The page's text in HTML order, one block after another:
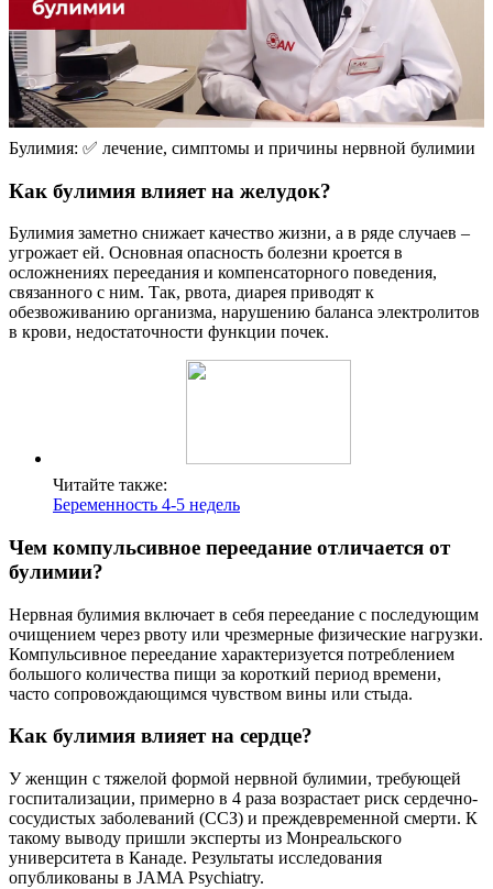
Булимия: ✅ лечение, симптомы и причины нервной булимии
Как булимия влияет на желудок?
Булимия заметно снижает качество жизни, а в ряде случаев –
угрожает ей. Основная опасность болезни кроется в
осложнениях переедания и компенсаторного поведения,
связанного с ним. Так, рвота, диарея приводят к
обезвоживанию организма, нарушению баланса электролитов
в крови, недостаточности функции почек.
Читайте также:
Беременность 4-5 недель
Чем компульсивное переедание отличается от
булимии?
Нервная булимия включает в себя переедание с последующим
очищением через рвоту или чрезмерные физические нагрузки.
Компульсивное переедание характеризуется потреблением
большого количества пищи за короткий период времени,
часто сопровождающимся чувством вины или стыда.
Как булимия влияет на сердце?
У женщин с тяжелой формой нервной булимии, требующей
госпитализации, примерно в 4 раза возрастает риск сердечно-
сосудистых заболеваний (ССЗ) и преждевременной смерти. К
такому выводу пришли эксперты из Монреальского
университета в Канаде. Результаты исследования
опубликованы в JAMA Psychiatry.